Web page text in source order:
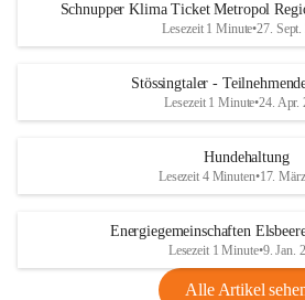
Schnupper Klima Ticket Metropol
Lesezeit 1 Minute•27.
Stössingtaler -
Lesezeit 1 Minute•24. Apr.
Hundehaltung
Lesezeit 4 Minuten•17.
Energiegemeinschaften
Lesezeit 1 Minute•9. Jan.
Alle Artikel